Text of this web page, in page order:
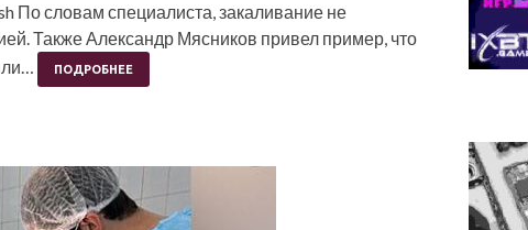
По словам специалиста, закаливание не
Также Александр Мясников привел пример, что
ПОДРОБНЕЕ